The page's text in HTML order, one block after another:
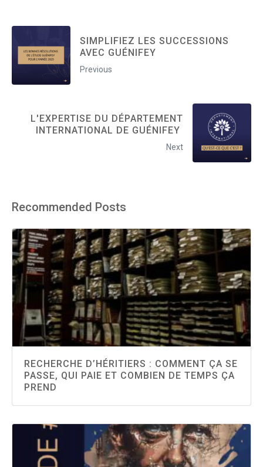
SIMPLIFIEZ LES SUCCESSIONS
AVEC GUÉNIFEY
Previous
L'EXPERTISE DU DÉPARTEMENT
INTERNATIONAL DE GUÉNIFEY
Next
Recommended Posts
RECHERCHE D’HÉRITIERS : COMMENT ÇA SE
PASSE, QUI PAIE ET COMBIEN DE TEMPS ÇA
PREND